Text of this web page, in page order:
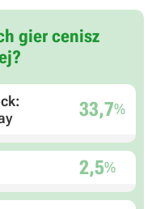
gier cenisz
33,7%
2,5%